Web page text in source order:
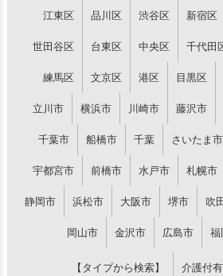
江東区 品川区 渋谷区 新宿区
世田谷区 台東区 中央区 千代田
練馬区 文京区 港区 目黒区
立川市 横浜市 川崎市 藤沢市
千葉市 船橋市 千葉 さいたま市
宇都宮市 前橋市 水戸市 札幌市
静岡市 浜松市 大阪市 堺市 吹
岡山市 金沢市 広島市 福
【タイプから検索】 介護付